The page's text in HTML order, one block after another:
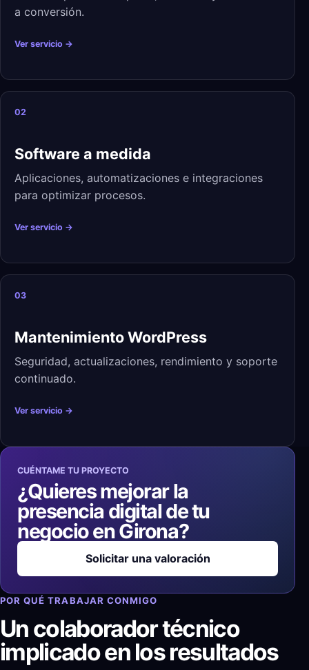
a conversión.
Ver servicio →
02
Software a medida
Aplicaciones, automatizaciones e integraciones
para optimizar procesos.
Ver servicio →
03
Mantenimiento WordPress
Seguridad, actualizaciones, rendimiento y soporte
continuado.
Ver servicio →
CUÉNTAME TU PROYECTO
¿Quieres mejorar la
presencia digital de tu
negocio en Girona?
Solicitar una valoración
POR QUÉ TRABAJAR CONMIGO
Un colaborador técnico
implicado en los resultados